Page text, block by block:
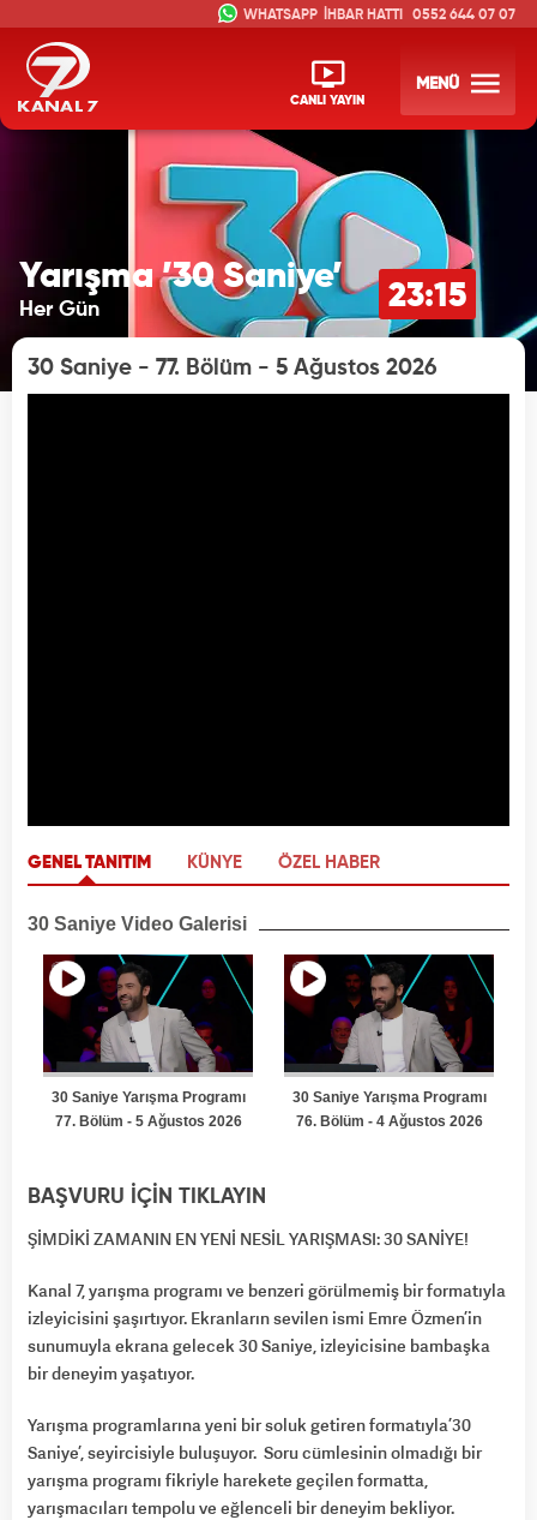
CANLI YAYIN
MENÜ
İHBAR HATTI 0552 644 07 07
Yarışma ’30 Saniye’
Her Gün 23:15
30 Saniye - 77. Bölüm - 5 Ağustos 2026
GENEL TANITIM KÜNYE ÖZEL HABER
BAŞVURU İÇİN TIKLAYIN
ŞİMDİKİ ZAMANIN EN YENİ NESİL YARIŞMASI: 30 SANİYE!
Kanal 7, yarışma programı ve benzeri görülmemiş bir formatıyla
izleyicisini şaşırtıyor. Ekranların sevilen ismi Emre Özmen’in
sunumuyla ekrana gelecek 30 Saniye, izleyicisine bambaşka
bir deneyim yaşatıyor.
Yarışma programlarına yeni bir soluk getiren formatıyla ’30
Saniye’, seyircisiyle buluşuyor. Soru cümlesinin olmadığı bir
yarışma programı fikriyle harekete geçilen formatta,
yarışmacıları tempolu ve eğlenceli bir deneyim bekliyor.